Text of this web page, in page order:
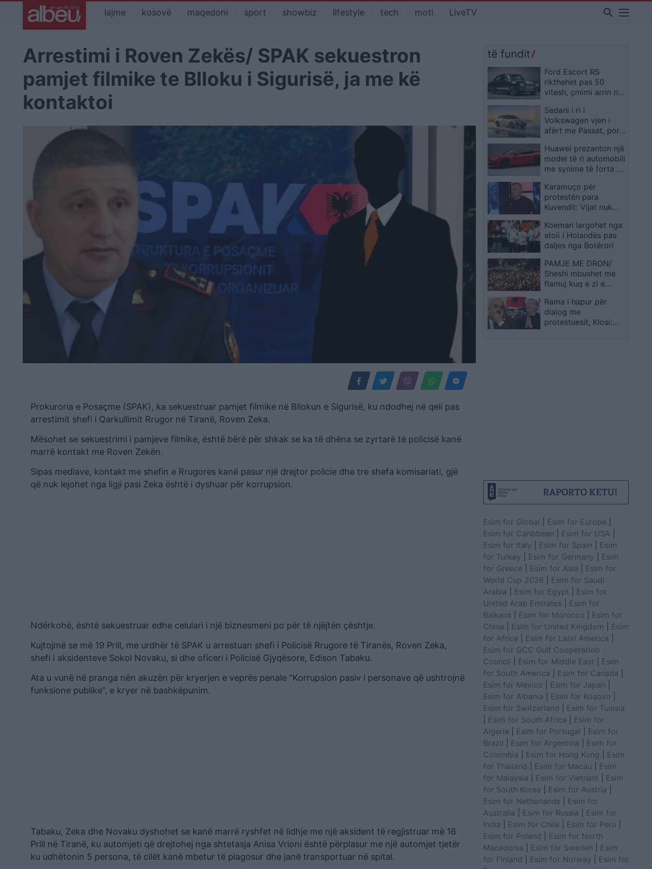
lajme kosovë maqedoni sport showbiz lifestyle tech moti LiveTV search
Arrestimi i Roven Zekës/ SPAK sekuestron
pamjet filmike te Blloku i Sigurisë, ja me kë
kontaktoi
Prokuroria e Posaçme (SPAK), ka sekuestruar pamjet filmike në Bllokun e Sigurisë, ku ndodhej në qeli pas
arrestimit shefi i Qarkullimit Rrugor në Tiranë, Roven Zeka.
Mësohet se sekuestrimi i pamjeve filmike, është bërë për shkak se ka të dhëna se zyrtarë të policisë kanë
marrë kontakt me Roven Zekën.
Sipas mediave, kontakt me shefin e Rrugores kanë pasur një drejtor policie dhe tre shefa komisariati, gjë
që nuk lejohet nga ligji pasi Zeka është i dyshuar për korrupsion.
Ndërkohë, është sekuestruar edhe celulari i një biznesmeni po për të njëjtën çështje.
Kujtojmë se më 19 Prill, me urdhër të SPAK u arrestuan shefi i Policisë Rrugore të Tiranës, Roven Zeka,
shefi i aksidenteve Sokol Novaku, si dhe oficeri i Policisë Gjyqësore, Edison Tabaku.
Ata u vunë në pranga nën akuzën për kryerjen e veprës penale “Korrupsion pasiv i personave që ushtrojnë
funksione publike”, e kryer në bashkëpunim.
Tabaku, Zeka dhe Novaku dyshohet se kanë marrë ryshfet në lidhje me një aksident të regjistruar më 16
Prill në Tiranë, ku automjeti që drejtohej nga shtetasja Anisa Vrioni është përplasur me një automjet tjetër
ku udhëtonin 5 persona, të cilët kanë mbetur të plagosur dhe janë transportuar në spital.
të fundit
Ford Escort RS
rikthehet pas 50
vitesh, çmimi arrin në
Sedani i ri i
Volkswagen vjen i
afërt me Passat, por
Huawei prezanton një
model të ri automobili
me synime të forta në
Karamuço për
protestën para
Kuvendit: Vijat nuk
destabilitetit të vendit
Koeman largohet nga
stoli i Holandës pas
daljes nga Botërori
PAMJE ME DRON/
Sheshi mbushet me
flamuj kuq e zi e
kërkojnë dorëheqjen
pa kushte të Ramës
Rama i hapur për
dialog me
protestuesit, Klosi:
Esim for Global Esim for Europe
Esim for Caribbean
Esim for USA
Esim for Italy
Esim for Spain
Esim
for Turkey
Esim for Germany
Esim
for Greece
Esim for Asia
Esim for
World Cup 2026
Esim for Saudi
Arabia
Esim for Egypt
Esim for
United Arab Emirates
Esim for
Balkans
Esim for Morocco
Esim for
China
Esim for United Kingdom
Esim
for Africa
Esim for Latin America
Esim for GCC Gulf Cooperation
Council
Esim for Middle East
Esim
for South America
Esim for Canada
Esim for Mexico
Esim for Japan
Esim for Albania
Esim for Kosovo
Esim for Switzerland
Esim for Tunisia
Esim for South Africa
Esim for
Algeria
Esim for Portugal
Esim for
Brazil
Esim for Argentina
Esim for
Colombia
Esim for Hong Kong
Esim
for Thailand
Esim for Macau
Esim
for Malaysia
Esim for Vietnam
Esim
for South Korea
Esim for Austria
Esim for Netherlands
Esim for
Australia
Esim for Russia
Esim for
India
Esim for Chile Esim for Peru
Esim for Poland
Esim for North
Macedonia
Esim for Sweden
Esim
for Finland
Esim for Norway
Esim for